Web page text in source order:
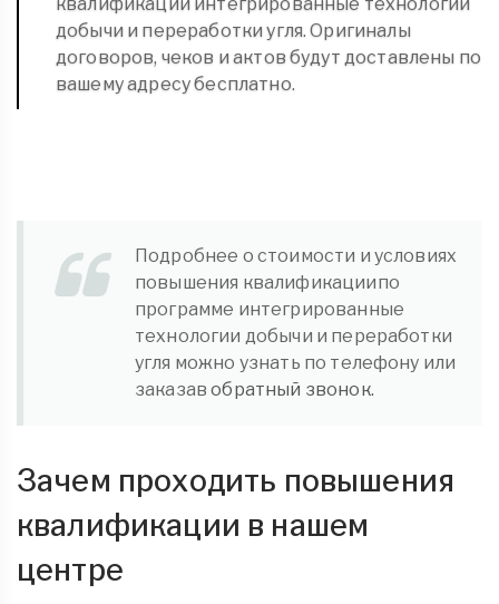
добычи и переработки угля. Оригиналы
договоров, чеков и актов будут доставлены по
вашему адресу бесплатно.
Подробнее о стоимости и условиях
повышения квалификациипо
программе интегрированные
технологии добычи и переработки
угля можно узнать по телефону или
заказавобратный звонок.
Зачем проходить повышения
квалификации в нашем
центре